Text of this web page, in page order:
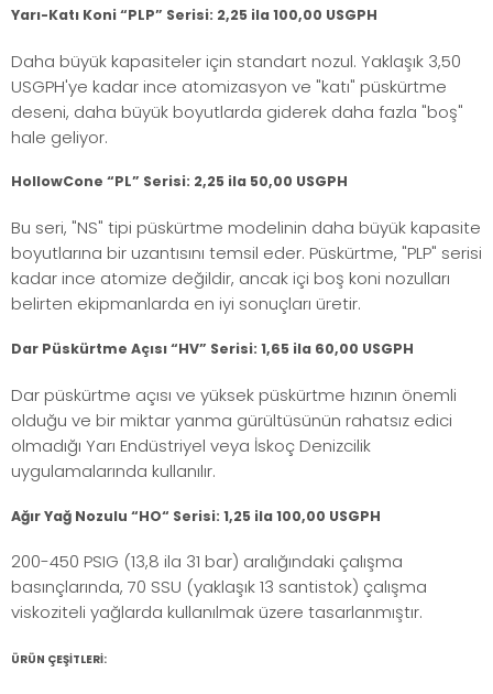
Yarı-Katı Koni “PLP” Serisi: 2,25 ila 100,00 USGPH
Daha büyük kapasiteler için standart nozul. Yaklaşık 3,50
USGPH'ye kadar ince atomizasyon ve "katı" püskürtme
deseni, daha büyük boyutlarda giderek daha fazla "boş"
hale geliyor.
HollowCone “PL” Serisi: 2,25 ila 50,00 USGPH
Bu seri, "NS" tipi püskürtme modelinin daha büyük kapasite
boyutlarına bir uzantısını temsil eder. Püskürtme, "PLP" serisi
kadar ince atomize değildir, ancak içi boş koni nozulları
belirten ekipmanlarda en iyi sonuçları üretir.
Dar Püskürtme Açısı “HV” Serisi: 1,65 ila 60,00 USGPH
Dar püskürtme açısı ve yüksek püskürtme hızının önemli
olduğu ve bir miktar yanma gürültüsünün rahatsız edici
olmadığı Yarı Endüstriyel veya İskoç Denizcilik
uygulamalarında kullanılır.
Ağır Yağ Nozulu “HO“ Serisi: 1,25 ila 100,00 USGPH
200-450 PSIG (13,8 ila 31 bar) aralığındaki çalışma
basınçlarında, 70 SSU (yaklaşık 13 santistok) çalışma
viskoziteli yağlarda kullanılmak üzere tasarlanmıştır.
ÜRÜN ÇEŞİTLERİ: